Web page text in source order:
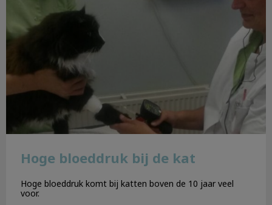
Hoge bloeddruk bij de kat
Hoge bloeddruk komt bij katten boven de 10 jaar veel
voor.